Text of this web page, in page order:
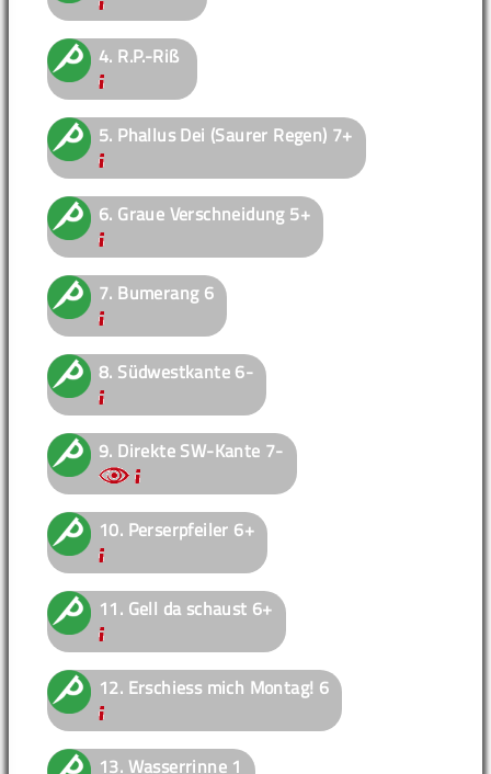
4. R.P.-Riß
5. Phallus Dei (Saurer Regen) 7+
6. Graue Verschneidung5+
7. Bumerang6
8. Südwestkante 6-
9. Direkte SW-Kante 7-
10. Perserpfeiler 6+
11. Gell da schaust 6+
12. Erschiess mich Montag! 6
13. Wasserrinne 1